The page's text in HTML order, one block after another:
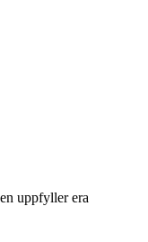
uppfyller era